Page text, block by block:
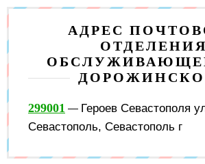
АДРЕС
ОТДЕЛЕНИЯ
299001 — Героев Севастополя
Севастополь, Севастополь г